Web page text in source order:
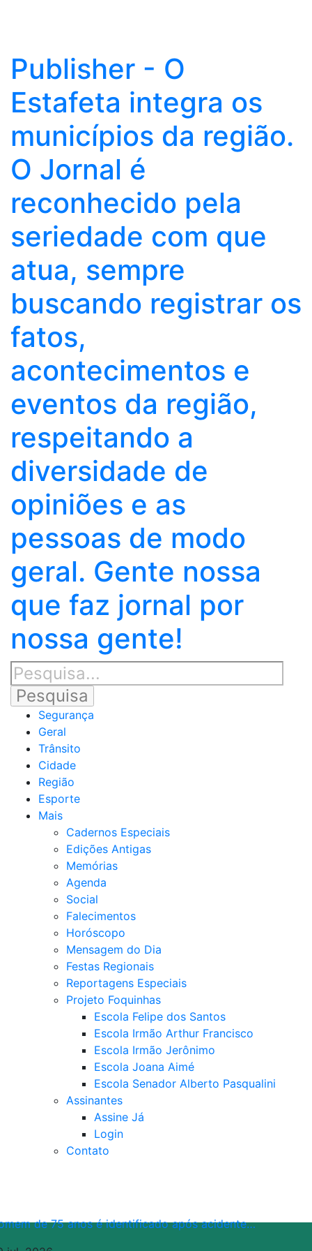
Publisher - O
Estafeta integra os
municípios da região.
O Jornal é
reconhecido pela
seriedade com que
atua, sempre
buscando registrar os
fatos,
acontecimentos e
eventos da região,
respeitando a
diversidade de
opiniões e as
pessoas de modo
geral. Gente nossa
que faz jornal por
nossa gente!
Segurança
Geral
Trânsito
Cidade
Região
Esporte
Mais
Cadernos Especiais
Edições Antigas
Memórias
Agenda
Social
Falecimentos
Horóscopo
Mensagem do Dia
Festas Regionais
Reportagens Especiais
Projeto Foquinhas
Escola Felipe dos Santos
Escola Irmão Arthur Francisco
Escola Irmão Jerônimo
Escola Joana Aimé
Escola Senador Alberto Pasqualini
Assinantes
Assine Já
Login
Contato
de 75 anos é identificado após acidente…